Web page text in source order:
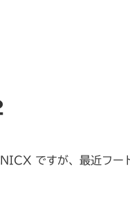
ですが、最近フー